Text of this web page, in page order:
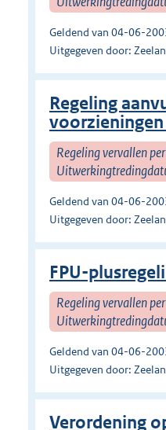
Geldend van 04-06-
Uitgegeven door:
Regeling
Regeling vervallen
Geldend van 04-06-
Uitgegeven door:
FPU-
Regeling vervallen
Geldend van 04-06-
Uitgegeven door:
Verordening